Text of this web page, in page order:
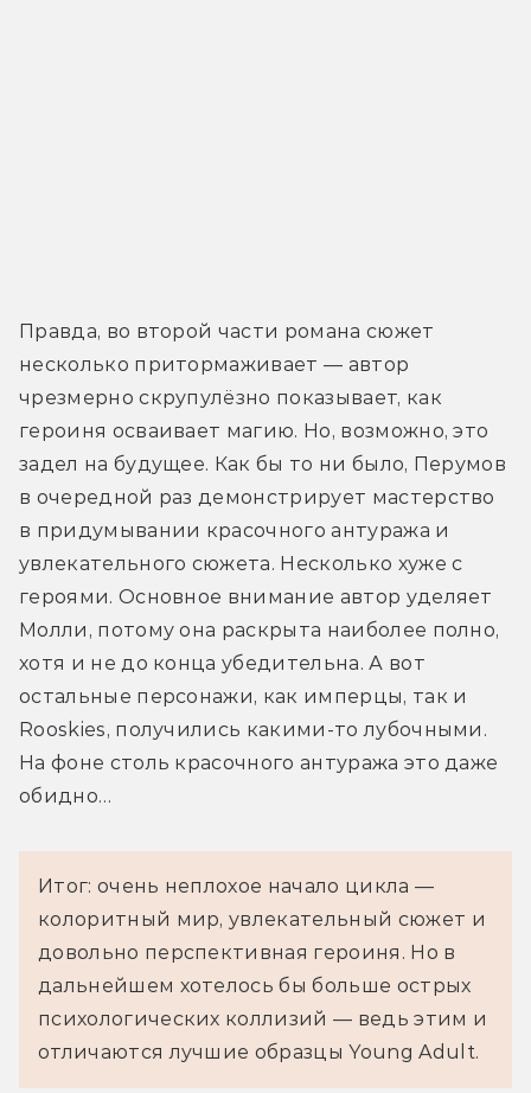
Правда, во второй части романа сюжет
несколько притормаживает — автор
чрезмерно скрупулёзно показывает, как
героиня осваивает магию. Но, возможно, это
задел на будущее. Как бы то ни было, Перумов
в очередной раз демонстрирует мастерство
в придумывании красочного антуража и
увлекательного сюжета. Несколько хуже с
героями. Основное внимание автор уделяет
Молли, потому она раскрыта наиболее полно,
хотя и не до конца убедительна. А вот
остальные персонажи, как имперцы, так и
Rooskies, получились какими-то лубочными.
На фоне столь красочного антуража это даже
обидно…
Итог: очень неплохое начало цикла —
колоритный мир, увлекательный сюжет и
довольно перспективная героиня. Но в
дальнейшем хотелось бы больше острых
психологических коллизий — ведь этим и
отличаются лучшие образцы Young Adult.